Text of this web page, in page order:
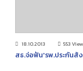
18.10.2013 553
สธ.จ่อฟัน'รพ.ประกันสั